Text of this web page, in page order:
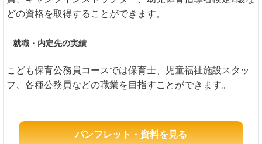
どの資格を取得することができます。
就職・内定先の実績
こども保育公務員コースでは保育士、児童福祉施設スタッ
フ、各種公務員などの職業を目指すことができます。
パンフレット・資料を見る